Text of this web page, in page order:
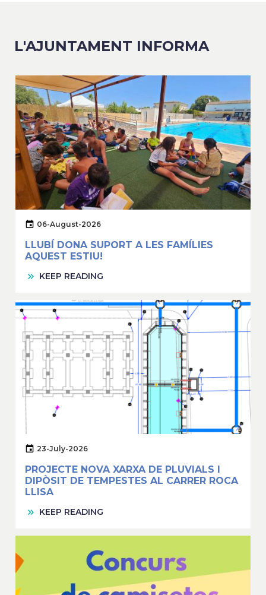
L'AJUNTAMENT INFORMA
06-August-2026
LLUBÍ DONA SUPORT A LES FAMÍLIES
AQUEST ESTIU!
KEEP READING
23-July-2026
PROJECTE NOVA XARXA DE PLUVIALS I
DIPÒSIT DE TEMPESTES AL CARRER ROCA
LLISA
KEEP READING